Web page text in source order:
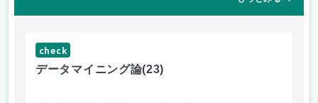
check
データマイニング論(23)